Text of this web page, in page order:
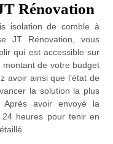
Rénovation
isolation de comble à
JT Rénovation, vous
qui est accessible sur
de votre budget
avoir ainsi que l’état de
la solution la plus
Après avoir envoyé la
heures pour tenir en